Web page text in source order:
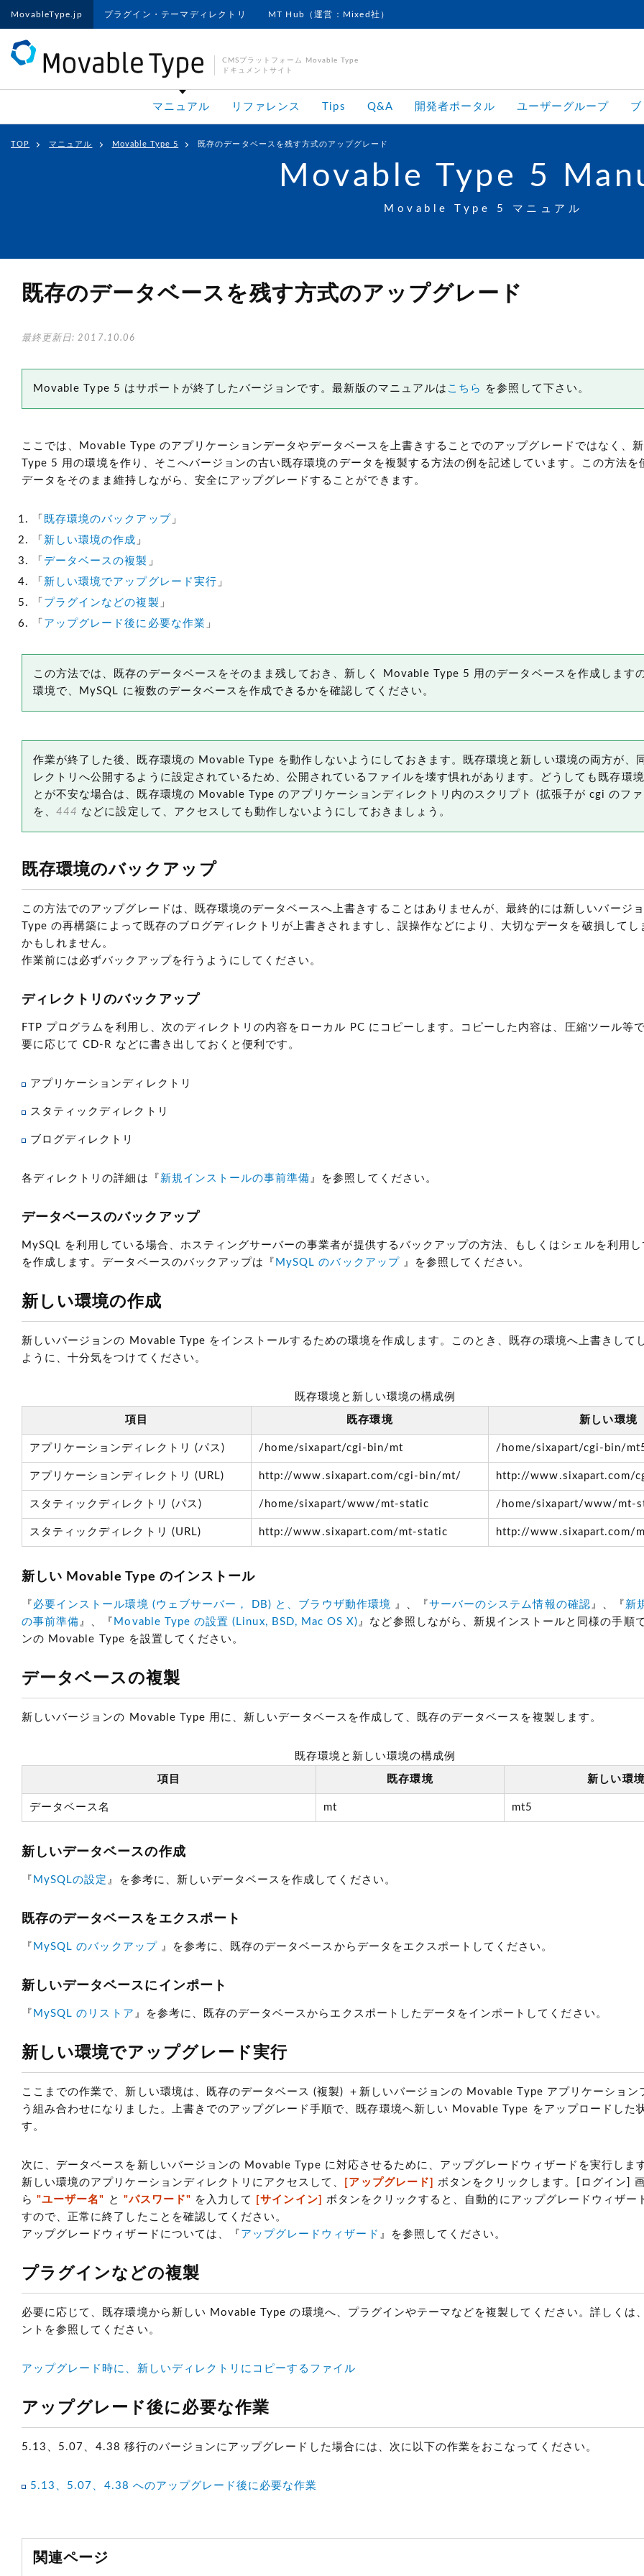
MovableType.jp プラグイン・テーマディレクトリ MT Hub（運営：Mixed社）
CMSプラットフォーム Movable Type
ドキュメントサイト
マニュアル リファレンス Tips Q&A 開発者ポータル ユーザーグループ ブ
TOP マニュアル Movable Type 5 既存のデータベースを残す方式のアップグレード
Movable Type 5
Movable Type 5 マニュアル
既存のデータベースを残す方式のアップグレード
最終更新日: 2017.10.06
Movable Type 5 はサポートが終了したバージョンです。最新版のマニュアルは こちら を参照して下さい。
ここでは、Movable Type のアプリケーションデータやデータベースを上書きすることでのアップグレードではなく、
Type 5 用の環境を作り、そこへバージョンの古い既存環境のデータを複製する方法の例を記述しています。この方法を
データをそのまま維持しながら、安全にアップグレードすることができます。
「 既存環境のバックアップ 」
「 新しい環境の作成 」
「 データベースの複製 」
「 新しい環境でアップグレード実行 」
「 プラグインなどの複製 」
「 アップグレード後に必要な作業 」
この方法では、既存のデータベースをそのまま残しておき、新しく Movable Type 5 用のデータベースを作成します
環境で、MySQL に複数のデータベースを作成できるかを確認してください。
作業が終了した後、既存環境の Movable Type を動作しないようにしておきます。既存環境と新しい環境の両方が、
レクトリへ公開するように設定されているため、公開されているファイルを壊す惧れがあります。どうしても既存環
とが不安な場合は、既存環境の Movable Type のアプリケーションディレクトリ内のスクリプト (拡張子が cgi のフ
を、444 などに設定して、アクセスしても動作しないようにしておきましょう。
既存環境のバックアップ
この方法でのアップグレードは、既存環境のデータベースへ上書きすることはありませんが、最終的には新しいバージ
Type の再構築によって既存のブログディレクトリが上書きされますし、誤操作などにより、大切なデータを破損してし
かもしれません。
作業前には必ずバックアップを行うようにしてください。
ディレクトリのバックアップ
FTP プログラムを利用し、次のディレクトリの内容をローカル PC にコピーします。コピーした内容は、圧縮ツール等
要に応じて CD-R などに書き出しておくと便利です。
アプリケーションディレクトリ
スタティックディレクトリ
ブログディレクトリ
各ディレクトリの詳細は『 新規インストールの事前準備 』を参照してください。
データベースのバックアップ
MySQL を利用している場合、ホスティングサーバーの事業者が提供するバックアップの方法、もしくはシェルを利用
を作成します。データベースのバックアップは『 MySQL のバックアップ 』を参照してください。
新しい環境の作成
新しいバージョンの Movable Type をインストールするための環境を作成します。このとき、既存の環境へ上書きして
ように、十分気をつけてください。
既存環境と新しい環境の構成例
項目 既存環境 新しい環境
アプリケーションディレクトリ (パス) /home/sixapart/cgi-bin/mt /home/sixapart/cgi-bin/
アプリケーションディレクトリ (URL) http://www.sixapart.com/cgi-bin/mt/ http://www.sixapart.com/
スタティックディレクトリ (パス) /home/sixapart/www/mt-static /home/sixapart/www/mt-
スタティックディレクトリ (URL) http://www.sixapart.com/mt-static http://www.sixapart.com/
新しい Movable Type のインストール
『 必要インストール環境 (ウェブサーバー， DB) と、ブラウザ動作環境 』、『サーバーのシステム情報の確認 』、『 新
の事前準備 』、『 Movable Type の設置 (Linux, BSD, Mac OS X) 』など参照しながら、新規インストールと同様の手順
ンの Movable Type を設置してください。
データベースの複製
新しいバージョンの Movable Type 用に、新しいデータベースを作成して、既存のデータベースを複製します。
既存環境と新しい環境の構成例
項目 既存環境 新しい環
データベース名 mt mt5
新しいデータベースの作成
『 MySQLの設定 』を参考に、新しいデータベースを作成してください。
既存のデータベースをエクスポート
『 MySQL のバックアップ 』を参考に、既存のデータベースからデータをエクスポートしてください。
新しいデータベースにインポート
『 MySQL のリストア 』を参考に、既存のデータベースからエクスポートしたデータをインポートしてください。
新しい環境でアップグレード実行
ここまでの作業で、新しい環境は、既存のデータベース (複製) ＋新しいバージョンの Movable Type アプリケーション
う組み合わせになりました。上書きでのアップグレード手順で、既存環境へ新しい Movable Type をアップロードした
す。
次に、データベースを新しいバージョンの Movable Type に対応させるために、アップグレードウィザードを実行しま
新しい環境のアプリケーションディレクトリにアクセスして、
[アップグレード] ボタンをクリックします。[ログイン]
ら"ユーザー名" と "パスワード" を入力して [サインイン] ボタンをクリックすると、自動的にアップグレードウィザー
すので、正常に終了したことを確認してください。
アップグレードウィザードについては、『 アップグレードウィザード 』を参照してください。
プラグインなどの複製
必要に応じて、既存環境から新しい Movable Type の環境へ、プラグインやテーマなどを複製してください。詳しくは
ントを参照してください。
アップグレード時に、新しいディレクトリにコピーするファイル
アップグレード後に必要な作業
5.13、5.07、4.38 移行のバージョンにアップグレードした場合には、次に以下の作業をおこなってください。
5.13、5.07、4.38 へのアップグレード後に必要な作業
関連ページ